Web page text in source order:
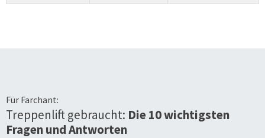
Für Farchant:
Treppenlift gebraucht: Die 10 wichtigsten
Fragen und Antworten